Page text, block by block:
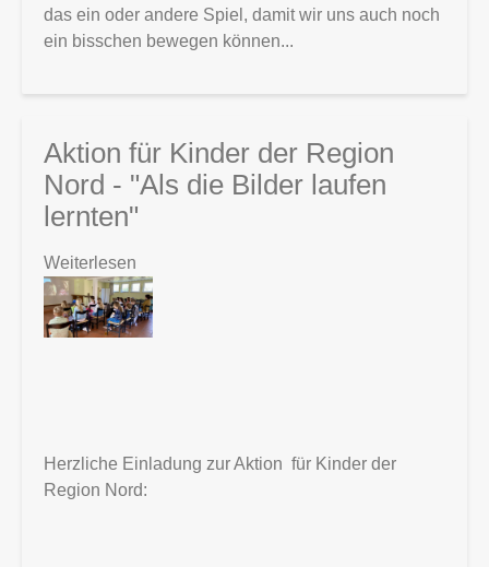
das ein oder andere Spiel, damit wir uns auch noch
ein bisschen bewegen können...
Aktion für Kinder der Region
Nord - "Als die Bilder laufen
lernten"
Weiterlesen
Aktion
für
Kinder
"Als
die
Herzliche Einladung zur Aktion für Kinder der
Region Nord: